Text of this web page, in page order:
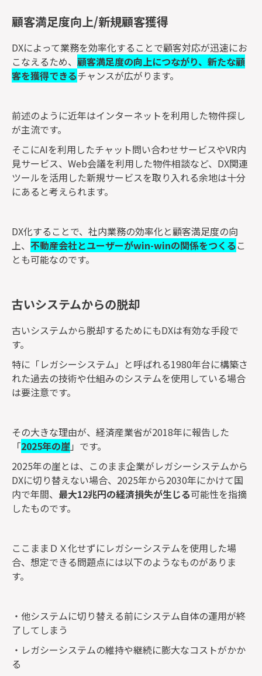
顧客満足度向上/新規顧客獲得
DXによって業務を効率化することで顧客対応が迅速にお
こなえるため、 顧客満足度の向上につながり、新たな顧
客を獲得できるチャンスが広がります。
前述のように近年はインターネットを利用した物件探し
が主流です。
そこにAIを利用したチャット問い合わせサービスやVR内
見サービス、Web会議を利用した物件相談など、DX関連
ツールを活用した新規サービスを取り入れる余地は十分
にあると考えられます。
DX化することで、社内業務の効率化と顧客満足度の向
上、 不動産会社とユーザーがwin-winの関係をつくる こ
とも可能なのです。
古いシステムからの脱却
古いシステムから脱却するためにもDXは有効な手段で
す。
特に「レガシーシステム」と呼ばれる1980年台に構築さ
れた過去の技術や仕組みのシステムを使用している場合
は要注意です。
その大きな理由が、経済産業省が2018年に報告した
「2025年の崖 」です。
2025年の崖とは、このまま企業がレガシーシステムから
DXに切り替えない場合、2025年から2030年にかけて国
内で年間、 最大12兆円の経済損失が生じる可能性を指摘
したものです。
ここままＤＸ化せずにレガシーシステムを使用した場
合、想定できる問題点には以下のようなものがありま
す。
・他システムに切り替える前にシステム自体の運用が終
了してしまう
・レガシーシステムの維持や継続に膨大なコストがかか
る